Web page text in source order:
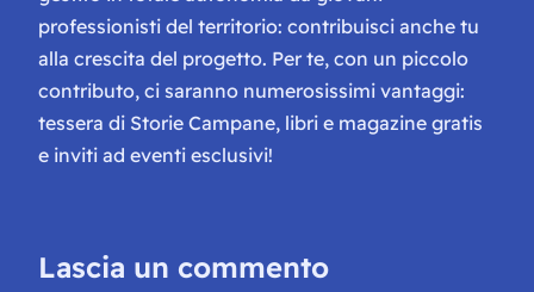
professionisti del territorio: contribuisci anche tu
alla crescita del progetto. Per te, con un piccolo
contributo, ci saranno numerosissimi vantaggi:
tessera di Storie Campane, libri e magazine gratis
e inviti ad eventi esclusivi!
Lascia un commento